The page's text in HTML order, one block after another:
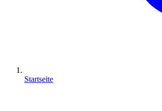
Startseite